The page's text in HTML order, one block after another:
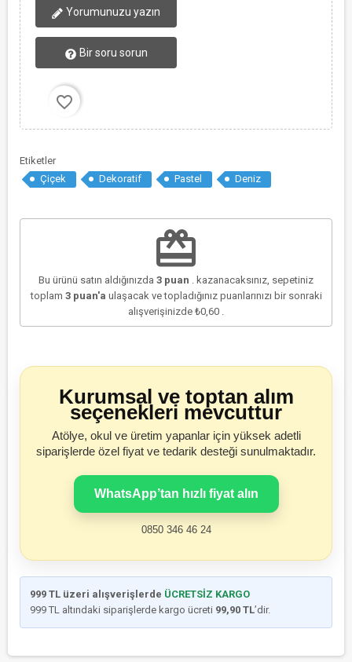
Yorumunuzu yazın
Bir soru sorun
favorite_border
Etiketler
Çiçek
Dekoratif Pastel Deniz
redeem
Bu ürünü satın aldığınızda 3 puan . kazanacaksınız, sepetiniz
toplam 3puan'a ulaşacak ve topladığınız puanlarınızı bir sonraki
alışverişinizde ₺0,60
Kurumsal ve toptan alım
seçenekleri mevcuttur
Atölye, okul ve üretim yapanlar için yüksek adetli
siparişlerde özel fiyat ve tedarik desteği sunulmaktadır.
WhatsApp’tan hızlı fiyat alın
0850 346 46 24
999 TL üzeri alışverişlerde ÜCRETSİZ KARGO
999 TL altındaki siparişlerde kargo ücreti 99,90 TL’dir.